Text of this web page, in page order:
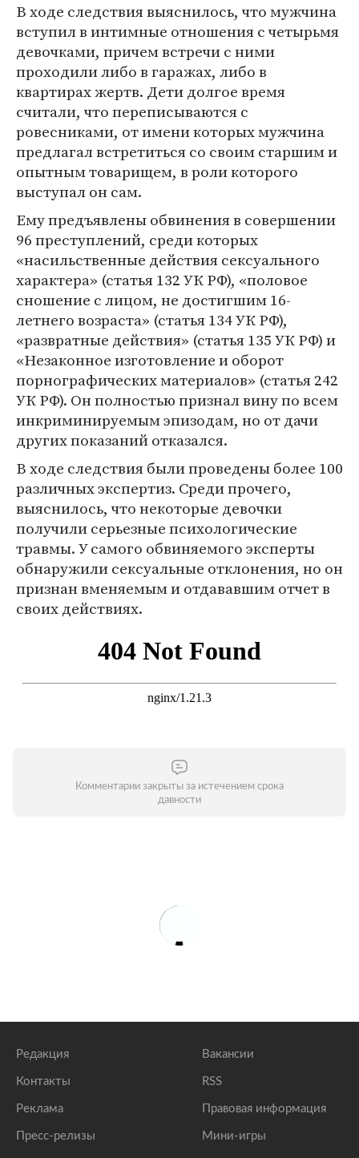
В ходе следствия выяснилось, что мужчина
вступил в интимные отношения с четырьмя
девочками, причем встречи с ними
проходили либо в гаражах, либо в
квартирах жертв. Дети долгое время
считали, что переписываются с
ровесниками, от имени которых мужчина
предлагал встретиться со своим старшим и
опытным товарищем, в роли которого
выступал он сам.
Ему предъявлены обвинения в совершении
96 преступлений, среди которых
«насильственные действия сексуального
характера» (статья 132 УК РФ), «половое
сношение с лицом, не достигшим 16-
летнего возраста» (статья 134 УК РФ),
«развратные действия» (статья 135 УК РФ) и
«Незаконное изготовление и оборот
порнографических материалов» (статья 242
УК РФ). Он полностью признал вину по всем
инкриминируемым эпизодам, но от дачи
других показаний отказался.
В ходе следствия были проведены более 100
различных экспертиз. Среди прочего,
выяснилось, что некоторые девочки
получили серьезные психологические
травмы. У самого обвиняемого эксперты
обнаружили сексуальные отклонения, но он
признан вменяемым и отдававшим отчет в
своих действиях.
Комментарии закрыты за истечением срока
давности
Редакция
Контакты
Реклама
Пресс-релизы
Вакансии
RSS
Правовая информация
Мини-игры